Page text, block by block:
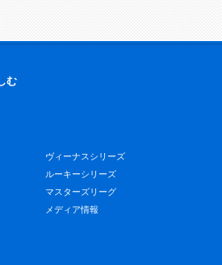
む
ヴィーナスシリーズ
ルーキーシリーズ
マスターズリーグ
メディア情報